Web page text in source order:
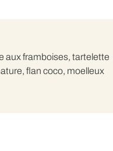
aux framboises, tartelette
flan coco, moelleux